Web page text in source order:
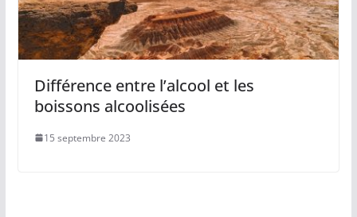
Différence entre l’alcool et les
boissons alcoolisées
15 septembre 2023